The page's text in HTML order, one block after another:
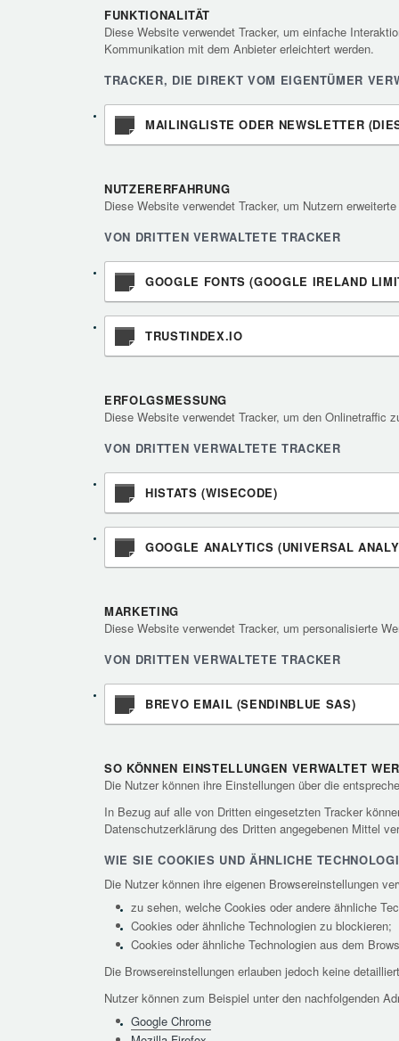
FUNKTIONALITÄT
Diese Website verwendet Tracker, um einfache
Kommunikation mit dem Anbieter erleichtert werden.
TRACKER, DIE DIREKT VOM EIGENTÜMER
MAILINGLISTE ODER NEWSLETTER
NUTZERERFAHRUNG
Diese Website verwendet Tracker, um Nutzern
VON DRITTEN VERWALTETE TRACKER
GOOGLE FONTS (GOOGLE IRELAND
TRUSTINDEX.IO
ERFOLGSMESSUNG
Diese Website verwendet Tracker, um den Onlinetraffic
VON DRITTEN VERWALTETE TRACKER
HISTATS (WISECODE)
GOOGLE ANALYTICS (UNIVERSAL
MARKETING
Diese Website verwendet Tracker, um personalisierte
VON DRITTEN VERWALTETE TRACKER
BREVO EMAIL (SENDINBLUE SAS)
SO KÖNNEN EINSTELLUNGEN VERWALTET
Die Nutzer können ihre Einstellungen über die
In Bezug auf alle von Dritten eingesetzten Tracker
Datenschutzerklärung des Dritten angegebenen Mittel
WIE SIE COOKIES UND ÄHNLICHE
Die Nutzer können ihre eigenen Browsereinstellungen
zu sehen, welche Cookies oder andere ähnliche
Cookies oder ähnliche Technologien zu blockieren;
Cookies oder ähnliche Technologien aus dem
Die Browsereinstellungen erlauben jedoch keine
Nutzer können zum Beispiel unter den nachfolgenden
Google Chrome